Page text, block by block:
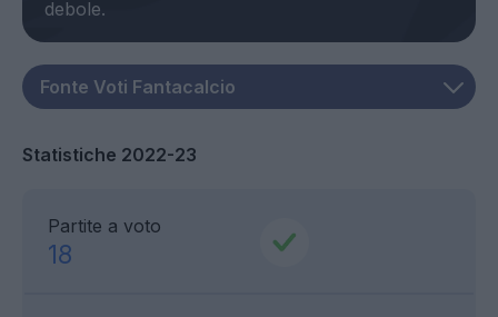
Statistiche 2022-23
Partite a voto
18